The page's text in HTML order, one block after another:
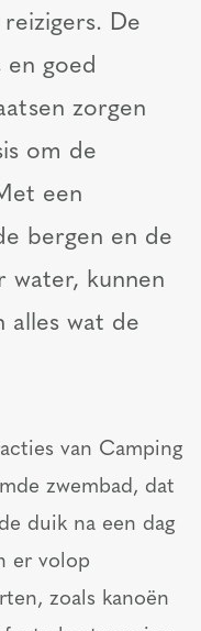
De
en goed
zorgen
om de
een
bergen en de
water, kunnen
alles wat de
van Camping
zwembad, dat
duik na een dag
er volop
zoals kanoën